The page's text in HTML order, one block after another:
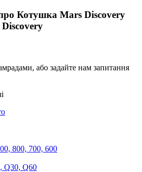
Котушка Mars Discovery
або задайте нам запитання
800, 700, 600
Q30, Q60